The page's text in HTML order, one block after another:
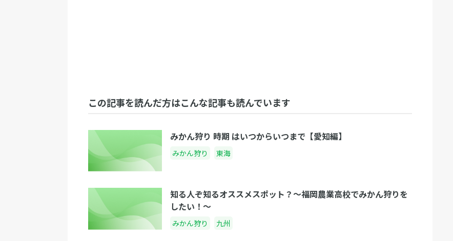
この記事を読んだ方はこんな記事も読んでいます
みかん狩り 時期 はいつからいつまで【愛知編】
みかん狩り 東海
知る人ぞ知るオススメスポット？〜福岡農業高校でみかん狩りを
したい！〜
みかん狩り 九州